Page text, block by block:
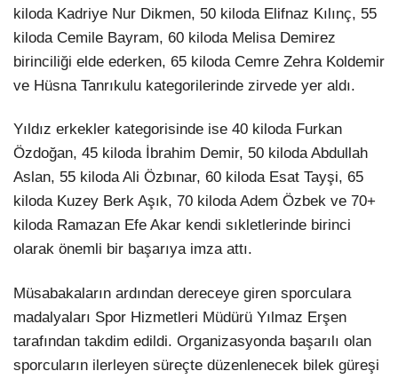
kiloda Kadriye Nur Dikmen, 50 kiloda Elifnaz Kılınç, 55
kiloda Cemile Bayram, 60 kiloda Melisa Demirez
birinciliği elde ederken, 65 kiloda Cemre Zehra Koldemir
ve Hüsna Tanrıkulu kategorilerinde zirvede yer aldı.
Yıldız erkekler kategorisinde ise 40 kiloda Furkan
Özdoğan, 45 kiloda İbrahim Demir, 50 kiloda Abdullah
Aslan, 55 kiloda Ali Özbınar, 60 kiloda Esat Tayşi, 65
kiloda Kuzey Berk Aşık, 70 kiloda Adem Özbek ve 70+
kiloda Ramazan Efe Akar kendi sıkletlerinde birinci
olarak önemli bir başarıya imza attı.
Müsabakaların ardından dereceye giren sporculara
madalyaları Spor Hizmetleri Müdürü Yılmaz Erşen
tarafından takdim edildi. Organizasyonda başarılı olan
sporcuların ilerleyen süreçte düzenlenecek bilek güreşi